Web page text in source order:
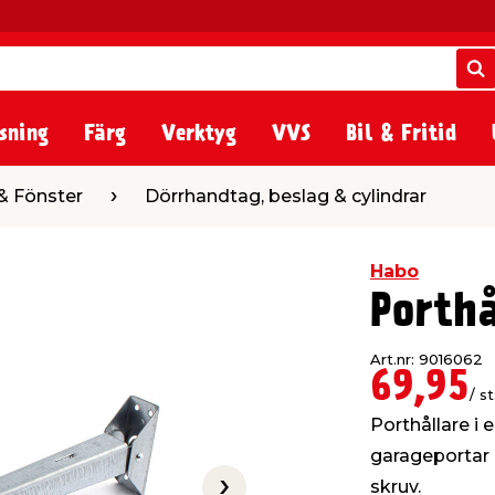
Färg Verktyg VVS Bil & Fritid
Dörrhandtag, beslag & cylindrar
Fönster Dörrhandtag, beslag & cylindrar
Habo
Art.nr: 9016062
69,95/ st.
Porthållare i
garageportar
skruv.